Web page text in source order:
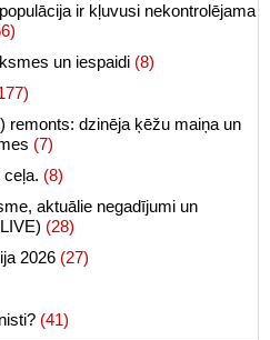
ir kļuvusi nekontrolējama
un iespaidi (8)
remonts: dzinēja ķēžu maiņa un
(7)
(8)
aktuālie negadījumi un
(28)
2026 (27)
(41)